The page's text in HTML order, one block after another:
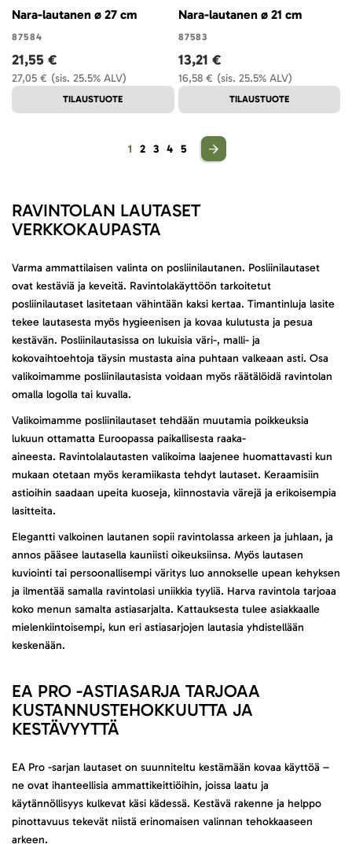
Nara-lautanen ø 27 cm
87584
(sis. 25.5% ALV)
27,05 €
21,55 €
TILAUSTUOTE
Nara-lautanen ø 21 cm
87583
(sis. 25.5% ALV)
16,58 €
13,21 €
TILAUSTUOTE
Sivu
You're currently reading page
1 Sivu
2 Sivu
3 Sivu
4 Sivu
5
RAVINTOLAN LAUTASET
VERKKOKAUPASTA
Varma ammattilaisen valinta on posliinilautanen. Posliinilautaset
ovat kestäviä ja keveitä. Ravintolakäyttöön tarkoitetut
posliinilautaset lasitetaan vähintään kaksi kertaa. Timantinluja lasite
tekee lautasesta myös hygieenisen ja kovaa kulutusta ja pesua
kestävän. Posliinilautasissa on lukuisia väri-, malli- ja
kokovaihtoehtoja täysin mustasta aina puhtaan valkeaan asti. Osa
valikoimamme posliinilautasista voidaan myös räätälöidä ravintolan
omalla logolla tai kuvalla.
Valikoimamme posliinilautaset tehdään muutamia poikkeuksia
lukuun ottamatta Euroopassa paikallisesta raaka-
aineesta. Ravintolalautasten valikoima laajenee huomattavasti kun
mukaan otetaan myös keramiikasta tehdyt lautaset. Keraamisiin
astioihin saadaan upeita kuoseja, kiinnostavia värejä ja erikoisempia
lasitteita.
Elegantti valkoinen lautanen sopii ravintolassa arkeen ja juhlaan, ja
annos pääsee lautasella kauniisti oikeuksiinsa. Myös lautasen
kuviointi tai persoonallisempi väritys luo annokselle upean kehyksen
ja ilmentää samalla ravintolasi uniikkia tyyliä. Harva ravintola tarjoaa
koko menun samalta astiasarjalta. Kattauksesta tulee asiakkaalle
mielenkiintoisempi, kun eri astiasarjojen lautasia yhdistellään
keskenään.
EA PRO -ASTIASARJA TARJOAA
KUSTANNUSTEHOKKUUTTA JA
KESTÄVYYTTÄ
EA Pro -sarjan lautaset on suunniteltu kestämään kovaa käyttöä –
ne ovat ihanteellisia ammattikeittiöihin, joissa laatu ja
käytännöllisyys kulkevat käsi kädessä. Kestävä rakenne ja helppo
pinottavuus tekevät niistä erinomaisen valinnan tehokkaaseen
arkeen.